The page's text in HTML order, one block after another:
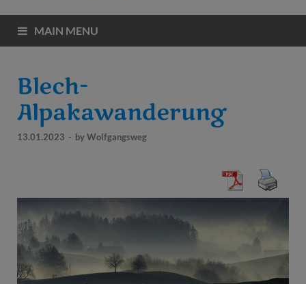
MAIN MENU
Blech-
Alpakawanderung
13.01.2023 - byWolfgangsweg